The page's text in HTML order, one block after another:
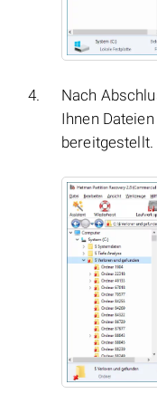
Nach
Ihnen
bereitgestellt.